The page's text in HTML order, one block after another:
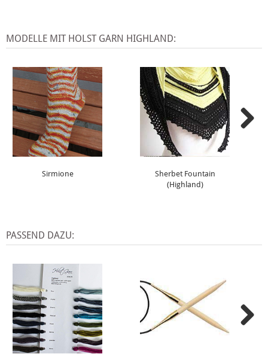
MODELLE MIT HOLST GARN HIGHLAND:
Sirmione
Sherbet Fountain
(Highland)
PASSEND DAZU: